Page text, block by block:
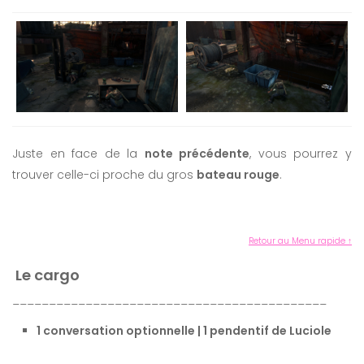
Juste en face de la note précédente, vous pourrez y
trouver celle-ci proche du gros bateau rouge.
Retour au Menu rapide ↑
Le cargo
1 conversation optionnelle | 1 pendentif de Luciole